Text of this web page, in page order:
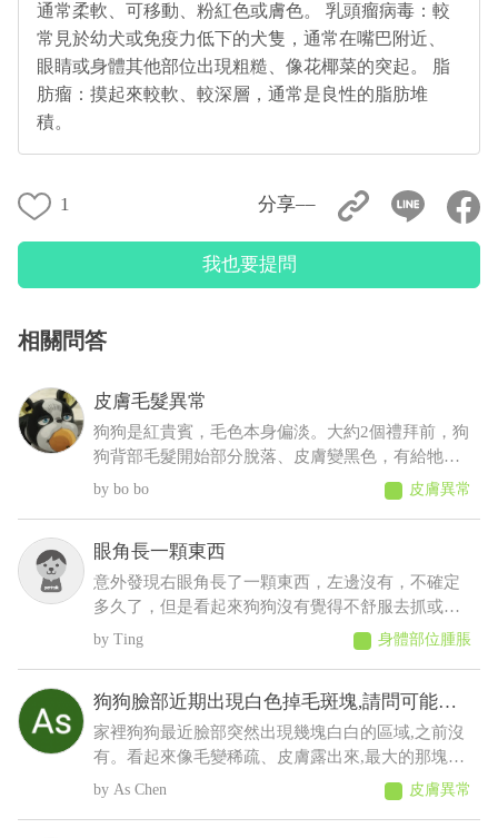
通常柔軟、可移動、粉紅色或膚色。 乳頭瘤病毒：較
常見於幼犬或免疫力低下的犬隻，通常在嘴巴附近、
眼睛或身體其他部位出現粗糙、像花椰菜的突起。 脂
肪瘤：摸起來較軟、較深層，通常是良性的脂肪堆
積。
1 分享––
我也要提問
相關問答
皮膚毛髮異常
狗狗是紅貴賓，毛色本身偏淡。大約2個禮拜前，狗
狗背部毛髮開始部分脫落、皮膚變黑色，有給牠擦
人類的藥物(不知道會不會怎樣......)，也有帶去看獸
醫，但獸醫說這是正常老化不會怎樣，可是牠才5
bo bo 皮膚異常
眼角長一顆東西
意外發現右眼角長了一顆東西，左邊沒有，不確定
多久了，但是看起來狗狗沒有覺得不舒服去抓或流
眼淚等等之類的，想請問這是什麼？會不會影響眼
Ting 身體部位腫脹
狗狗臉部近期出現白色掉毛斑塊,請問可能是
什麼原因
家裡狗狗最近臉部突然出現幾塊白白的區域,之前沒
有。看起來像毛變稀疏、皮膚露出來,最大的那塊有
點像有皮屑,但沒有看到流血、 化膿或明顯紅腫。
狗狗目前看起來精神、食慾都正常,也沒有一直抓臉
As Chen 皮膚異常